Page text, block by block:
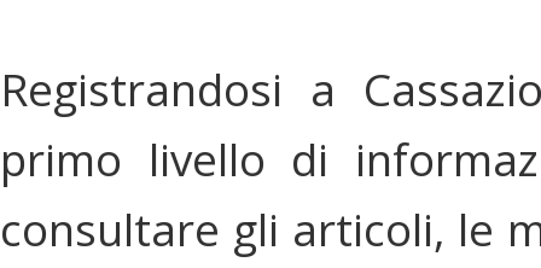
Registrandosi a
primo livello di
consultare gli articoli, le